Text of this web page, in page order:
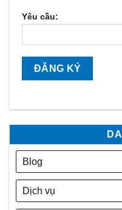
Yêu cầu:
Blog
Dịch vụ